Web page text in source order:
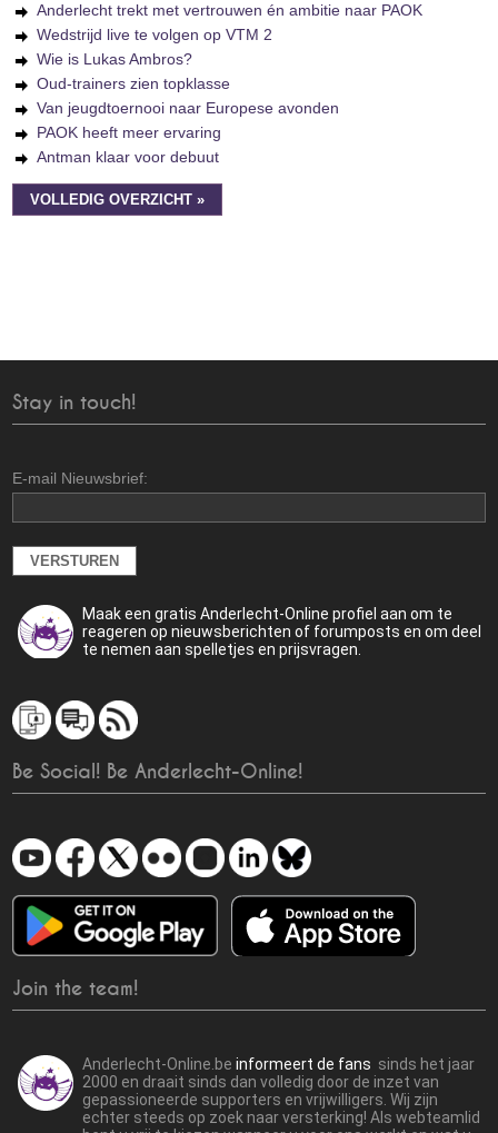
Anderlecht trekt met vertrouwen én ambitie naar PAOK
Wedstrijd live te volgen op VTM 2
Wie is Lukas Ambros?
Oud-trainers zien topklasse
Van jeugdtoernooi naar Europese avonden
PAOK heeft meer ervaring
Antman klaar voor debuut
VOLLEDIG OVERZICHT »
Stay in touch!
E-mail Nieuwsbrief:
Maak een gratis Anderlecht-Online profiel aan om te
reageren op nieuwsberichten of forumposts en om deel
te nemen aan spelletjes en prijsvragen.
Be Social! Be Anderlecht-Online!
Join the team!
Anderlecht-Online.beinformeert de fans sinds het jaar
2000 en draait sinds dan volledig door de inzet van
gepassioneerde supporters en vrijwilligers. Wij zijn
echter steeds op zoek naar versterking! Als webteamlid